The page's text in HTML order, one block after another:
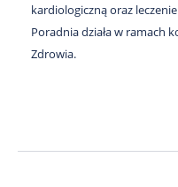
kardiologiczną oraz
Poradnia działa w ramach
Zdrowia.